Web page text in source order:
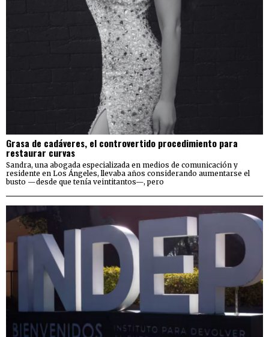
Grasa de cadáveres, el controvertido procedimiento para
restaurar curvas
Sandra, una abogada especializada en medios de comunicación y
residente en Los Ángeles, llevaba años considerando aumentarse el
busto —desde que tenía veintitantos—, pero